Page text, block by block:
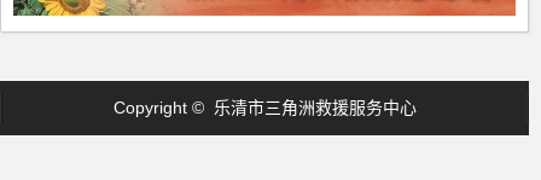
Copyright © 乐清市三角洲救援服务中心